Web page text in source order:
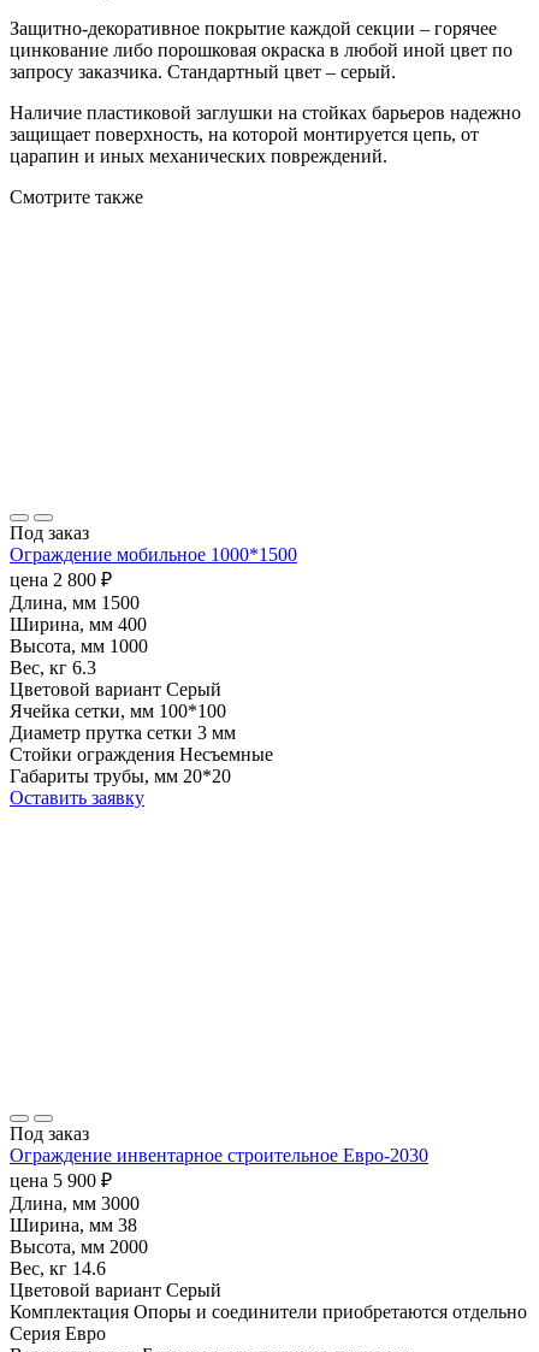
Защитно-декоративное покрытие каждой секции – горячее
цинкование либо порошковая окраска в любой иной цвет по
запросу заказчика. Стандартный цвет – серый.
Наличие пластиковой заглушки на стойках барьеров надежно
защищает поверхность, на которой монтируется цепь, от
царапин и иных механических повреждений.
Смотрите также
Под заказ
Ограждение мобильное 1000*1500
цена 2 800 ₽
Длина, мм 1500
Ширина, мм 400
Высота, мм 1000
Вес, кг 6.3
Цветовой вариант Серый
Ячейка сетки, мм 100*100
Диаметр прутка сетки 3 мм
Стойки ограждения Несъемные
Габариты трубы, мм 20*20
Оставить заявку
Под заказ
Ограждение инвентарное строительное Евро-2030
цена 5 900 ₽
Длина, мм 3000
Ширина, мм 38
Высота, мм 2000
Вес, кг 14.6
Цветовой вариант Серый
Комплектация Опоры и соединители приобретаются отдельно
Серия Евро